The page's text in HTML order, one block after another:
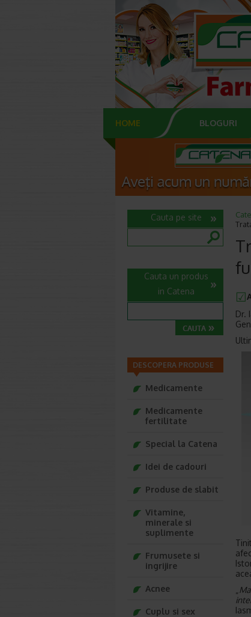
HOME BLOGURI
Dr.
Cauta pe site
Cauta un produs
in Catena
DESCOPERA PRODUSE
Medicamente
Medicamente
fertilitate
Special la Catena
Idei de cadouri
Produse de slabit
Vitamine,
minerale si
suplimente
Frumusete si
ingrijire
Acnee
Cuplu si sex